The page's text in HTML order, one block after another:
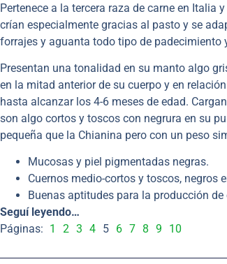
Pertenece a la tercera raza de carne en
crían especialmente gracias al pasto y se
forrajes y aguanta todo tipo de padecimiento
Presentan una tonalidad en su manto algo
en la mitad anterior de su cuerpo y en
hasta alcanzar los 4-6 meses de edad.
son algo cortos y toscos con negrura en su
pequeña que la Chianina pero con un peso
Mucosas y piel pigmentadas negras.
Cuernos medio-cortos y toscos, negros
Buenas aptitudes para la producción
Seguí leyendo…
Páginas: 1 2 3 4 5 6 7 8 9 10